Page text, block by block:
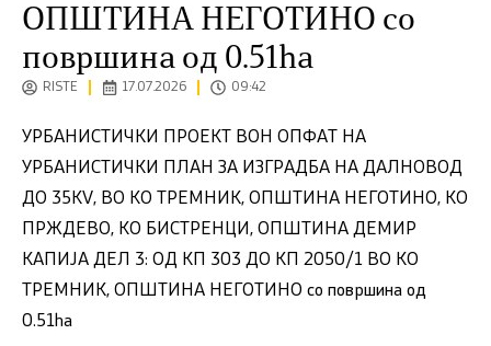
ОПШТИНА НЕГОТИНО со
површина од 0.51ha
RISTE 17.07.2026 09:42
УРБАНИСТИЧКИ ПРОЕКТ ВОН ОПФАТ НА
УРБАНИСТИЧКИ ПЛАН ЗА ИЗГРАДБА НА ДАЛНОВОД
ДО 35KV, ВО КО ТРЕМНИК, ОПШТИНА НЕГОТИНО, КО
ПРЖДЕВО, КО БИСТРЕНЦИ, ОПШТИНА ДЕМИР
КАПИЈА ДЕЛ 3: ОД КП 303 ДО КП 2050/1 ВО КО
ТРЕМНИК, ОПШТИНА НЕГОТИНО со површина од
0.51ha